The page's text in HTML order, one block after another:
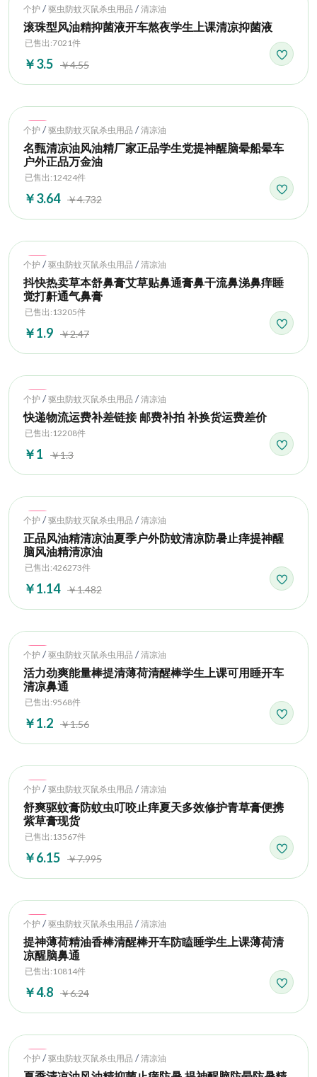
Hot
个护 / 驱虫防蚊灭鼠杀虫用品 / 清凉油
滚珠型风油精抑菌液开车熬夜学生上课清凉抑菌液
已售出:7021件
￥3.5 ￥4.55
Hot
个护 / 驱虫防蚊灭鼠杀虫用品 / 清凉油
名甄清凉油风油精厂家正品学生党提神醒脑晕船晕车
户外正品万金油
已售出:12424件
￥3.64 ￥4.732
Hot
个护 / 驱虫防蚊灭鼠杀虫用品 / 清凉油
抖快热卖草本舒鼻膏艾草贴鼻通膏鼻干流鼻涕鼻痒睡
觉打鼾通气鼻膏
已售出:13205件
￥1.9 ￥2.47
Hot
个护 / 驱虫防蚊灭鼠杀虫用品 / 清凉油
快递物流运费补差链接 邮费补拍 补换货运费差价
已售出:12208件
￥1 ￥1.3
Hot
个护 / 驱虫防蚊灭鼠杀虫用品 / 清凉油
正品风油精清凉油夏季户外防蚊清凉防暑止痒提神醒
脑风油精清凉油
已售出:426273件
￥1.14 ￥1.482
Hot
个护 / 驱虫防蚊灭鼠杀虫用品 / 清凉油
活力劲爽能量棒提清薄荷清醒棒学生上课可用睡开车
清凉鼻通
已售出:9568件
￥1.2 ￥1.56
Hot
个护 / 驱虫防蚊灭鼠杀虫用品 / 清凉油
舒爽驱蚊膏防蚊虫叮咬止痒夏天多效修护青草膏便携
紫草膏现货
已售出:13567件
￥6.15 ￥7.995
Hot
个护 / 驱虫防蚊灭鼠杀虫用品 / 清凉油
提神薄荷精油香棒清醒棒开车防瞌睡学生上课薄荷清
凉醒脑鼻通
已售出:10814件
￥4.8 ￥6.24
Hot
个护 / 驱虫防蚊灭鼠杀虫用品 / 清凉油